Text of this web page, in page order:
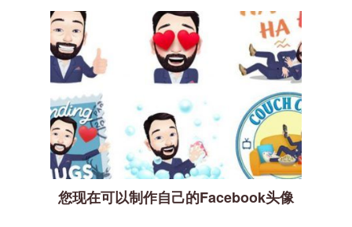
您现在可以制作自己的Facebook头像